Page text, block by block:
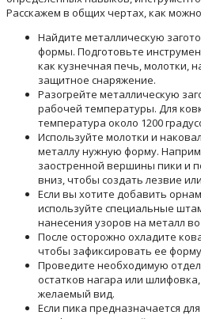
Расскажем в общих чертах, как
Найдите металлическую
формы. Подготовьте
как кузнечная печь, молотки,
защитное снаряжение.
Разогрейте металлическую
рабочей температуры. Для
температура около 1200
Используйте молотки и
металлу нужную форму.
заостренной вершины пики и
вниз, чтобы создать лезвие
Если вы хотите добавить
используйте специальные
нанесения узоров на металл
После осторожно охладите
чтобы зафиксировать ее
Проведите необходимую
остатков нагара или
желаемый вид.
Если пика предназначается